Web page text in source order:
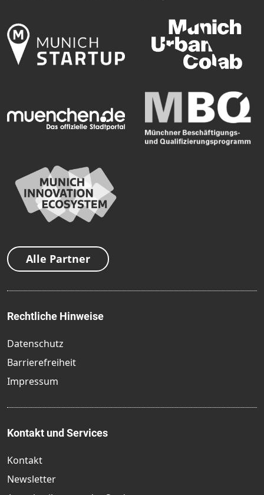
Alle Partner
Rechtliche Hinweise
Datenschutz
Barrierefreiheit
Impressum
Kontakt und Services
Kontakt
Newsletter